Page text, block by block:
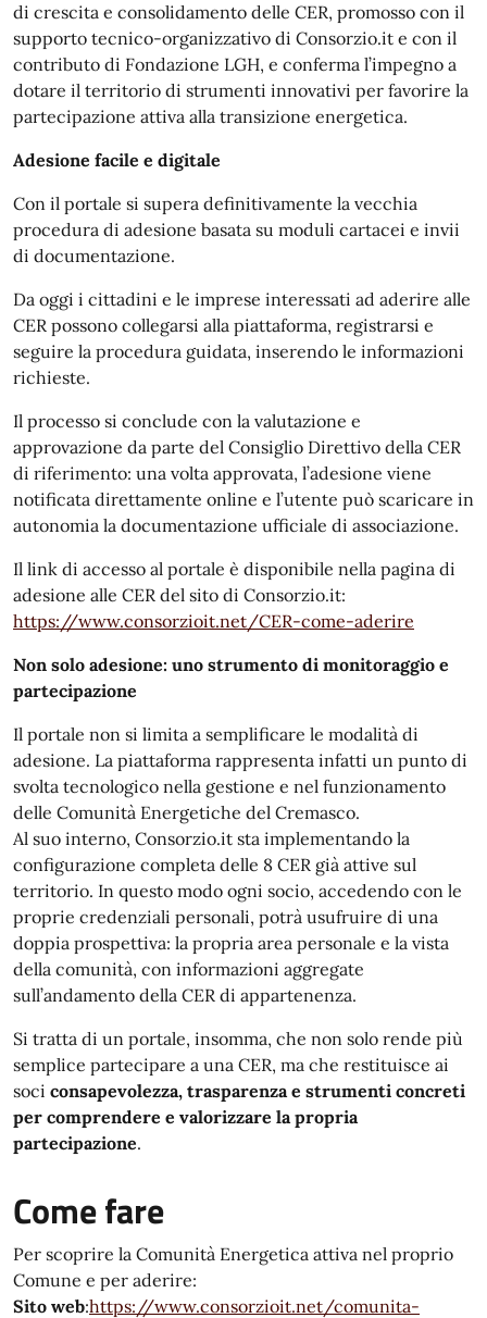
di crescita e consolidamento delle CER, promosso con il
supporto tecnico-organizzativo di Consorzio.it e con il
contributo di Fondazione LGH, e conferma l’impegno a
dotare il territorio di strumenti innovativi per favorire la
partecipazione attiva alla transizione energetica.
Adesione facile e digitale
Con il portale si supera definitivamente la vecchia
procedura di adesione basata su moduli cartacei e invii
di documentazione.
Da oggi i cittadini e le imprese interessati ad aderire alle
CER possono collegarsi alla piattaforma, registrarsi e
seguire la procedura guidata, inserendo le informazioni
richieste.
Il processo si conclude con la valutazione e
approvazione da parte del Consiglio Direttivo della CER
di riferimento: una volta approvata, l’adesione viene
notificata direttamente online e l’utente può scaricare in
autonomia la documentazione ufficiale di associazione.
Il link di accesso al portale è disponibile nella pagina di
adesione alle CER del sito di Consorzio.it:
https://www.consorzioit.net/CER-come-aderire
Non solo adesione: uno strumento di monitoraggio e
partecipazione
Il portale non si limita a semplificare le modalità di
adesione. La piattaforma rappresenta infatti un punto di
svolta tecnologico nella gestione e nel funzionamento
delle Comunità Energetiche del Cremasco.
Al suo interno, Consorzio.it sta implementando la
configurazione completa delle 8 CER già attive sul
territorio. In questo modo ogni socio, accedendo con le
proprie credenziali personali, potrà usufruire di una
doppia prospettiva: la propria area personale e la vista
della comunità, con informazioni aggregate
sull’andamento della CER di appartenenza.
Si tratta di un portale, insomma, che non solo rende più
semplice partecipare a una CER, ma che restituisce ai
soci consapevolezza, trasparenza e strumenti concreti
per comprendere e valorizzare la propria
partecipazione.
Come fare
Per scoprire la Comunità Energetica attiva nel proprio
Comune e per aderire:
Sito web:https://www.consorzioit.net/comunita-